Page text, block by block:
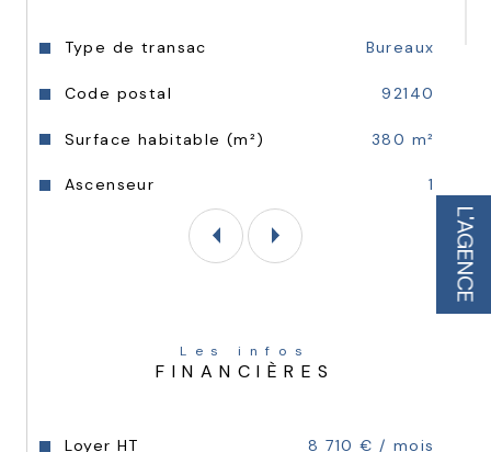
L'AGENCE
Caractéristiques Valeurs
Type de transac Bureaux
Code postal 92140
Surface habitable (m²) 380 m²
Ascenseur 1
Les infos
FINANCIÈRES
Loyer HT 8 710 € / mois